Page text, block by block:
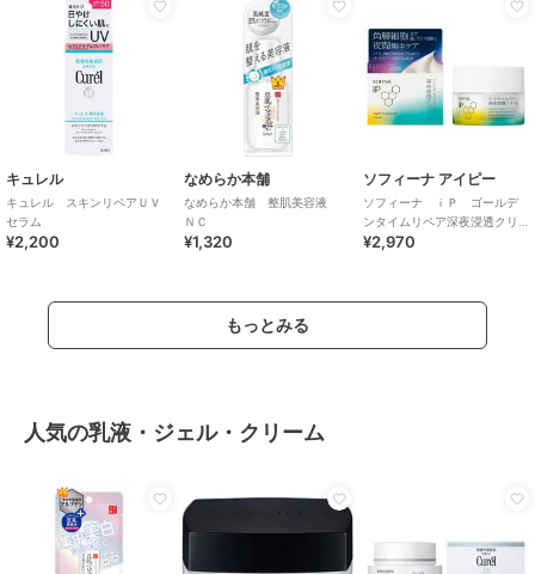
キュレル
キュレル スキンリペアＵＶ
セラム
¥2,200
なめらか本舗
なめらか本舗 整肌美容液
ＮＣ
¥1,320
ソフィーナ アイピー
ソフィーナ ｉＰ ゴールデ
ンタイムリペア深夜浸透クリ
ーム
¥2,970
もっとみる
人気の乳液・ジェル・クリーム